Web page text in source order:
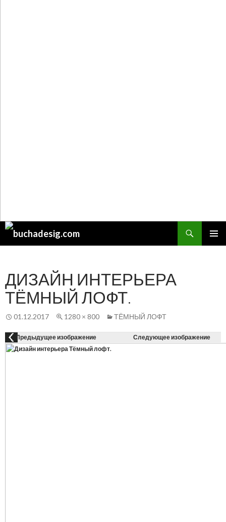
Поиск
ДИЗАЙН ИНТЕРЬЕРА
ТЁМНЫЙ ЛОФТ.
01.12.2017 1280 × 800 ТЁМНЫЙ ЛОФТ
Предыдущее изображение Следующее изображение